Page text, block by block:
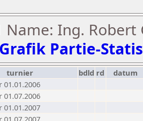
Name: Ing.
Grafik Partie-
turnier bdld rd
datum
01.01.2006
01.07.2006
01.01.2007
01.07.2007